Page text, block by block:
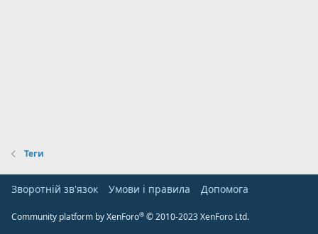
Теги
Зворотній зв'язок Умови і правила Дoпoмoга
Community platform by XenForo® © 2010-2023 XenForo Ltd.